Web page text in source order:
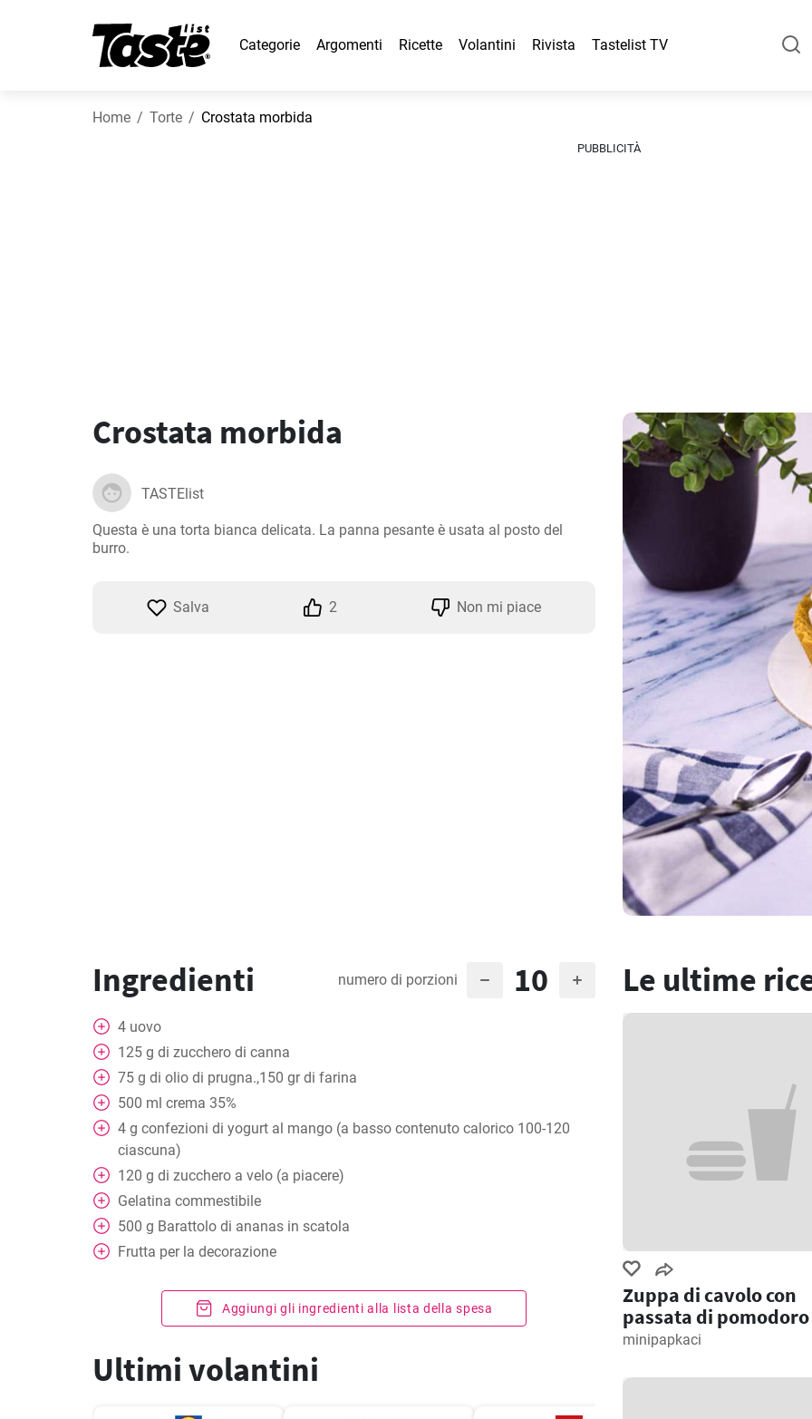
Categorie Argomenti Ricette Volantini Rivista Tastelist TV
Home Torte Crostata morbida
PUBBLICITÀ
Crostata morbida
TASTElist
Questa è una torta bianca delicata. La panna pesante è usata al posto del
burro.
Salva 2 Non mi piace
Ingredienti numero di porzioni 10
4 uovo
125 g di zucchero di canna
75 g di olio di prugna.,150 gr di farina
500 ml crema 35%
4 g confezioni di yogurt al mango (a basso contenuto calorico 100-120
ciascuna)
120 g di zucchero a velo (a piacere)
Gelatina commestibile
500 g Barattolo di ananas in scatola
Frutta per la decorazione
Aggiungi gli ingredienti alla lista della spesa
Ultimi volantini
Le ultime
Zuppa di cavolo con
passata di pomodoro
minipapkaci